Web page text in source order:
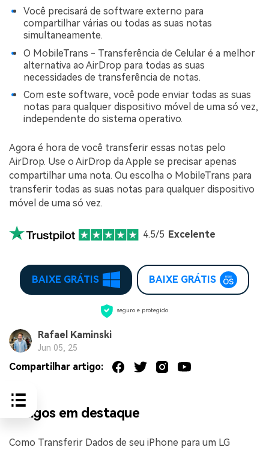
Você precisará de software externo para
compartilhar várias ou todas as suas notas
simultaneamente.
O MobileTrans - Transferência de Celular é a melhor
alternativa ao AirDrop para todas as suas
necessidades de transferência de notas.
Com este software, você pode enviar todas as suas
notas para qualquer dispositivo móvel de uma só vez,
independente do sistema operativo.
Agora é hora de você transferir essas notas pelo
AirDrop. Use o AirDrop da Apple se precisar apenas
compartilhar uma nota. Ou escolha o MobileTrans para
transferir todas as suas notas para qualquer dispositivo
móvel de uma só vez.
4.5/5 Excelente
BAIXE GRÁTIS BAIXE GRÁTIS
seguro e protegido
Rafael Kaminski
Jun 05, 25
Compartilhar artigo:
Artigos em destaque
Como Transferir Dados de seu iPhone para um LG